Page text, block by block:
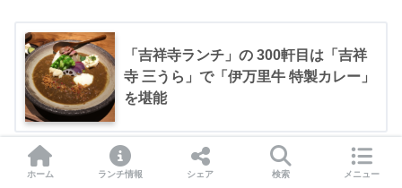
「吉祥寺ランチ」の 300軒目は「吉祥
寺 三うら」で「伊万里牛 特製カレー」
を堪能
ホーム ランチ情報 シェア 検索 メニュー